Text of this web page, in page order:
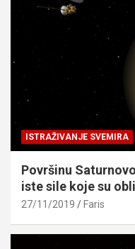
ISTRAŽIVANJE SVEMIRA
Površinu
iste sile koje su
27/11/2019 Faris